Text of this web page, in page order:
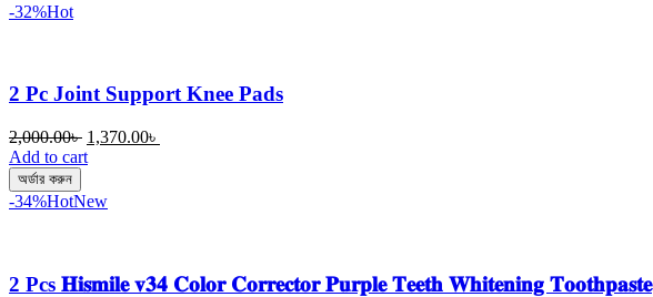
-32%Hot
2 Pc Joint Support Knee Pads
2,000.00৳ Original
price
2,000.00৳ .
1,370.00৳
Add to cart
অর্ডার করুন
-34%HotNew
2 Pcs 𝐇𝐢𝐬𝐦𝐢𝐥𝐞 𝐯𝟑𝟒 𝐂𝐨𝐥𝐨𝐫 𝐂𝐨𝐫𝐫𝐞𝐜𝐭𝐨𝐫 𝐏𝐮𝐫𝐩𝐥𝐞 𝐓𝐞𝐞𝐭𝐡 𝐖𝐡𝐢𝐭𝐞𝐧𝐢𝐧𝐠 𝐓𝐨𝐨𝐭𝐡𝐩𝐚𝐬𝐭𝐞